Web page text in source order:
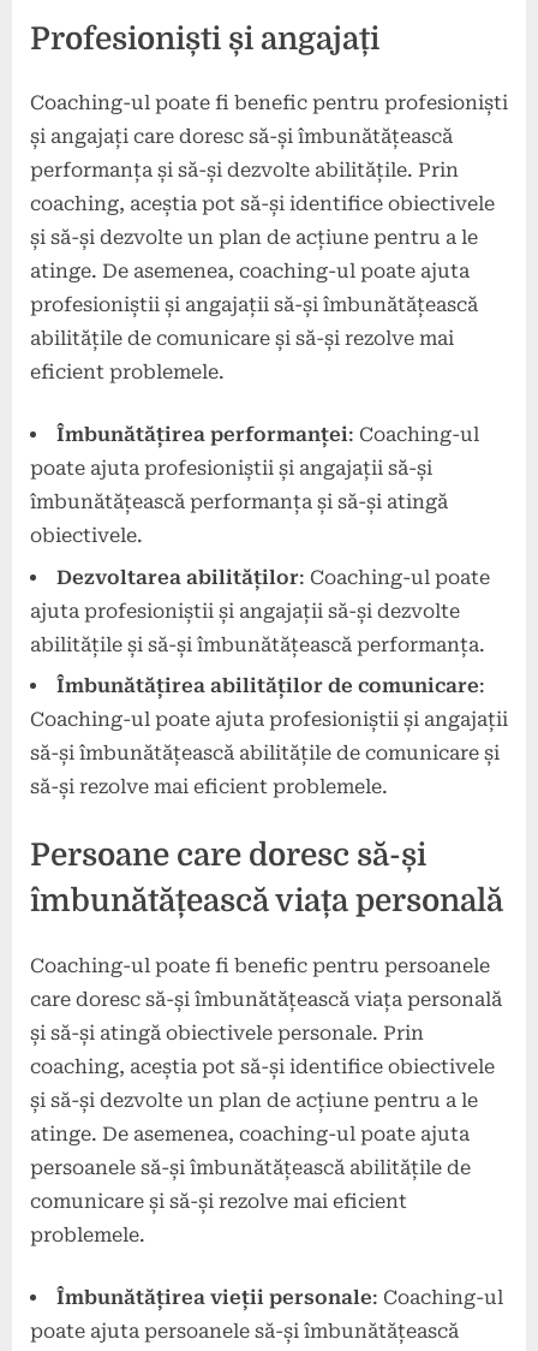
Profesioniști și angajați
Coaching-ul poate fi benefic pentru profesioniști
și angajați care doresc să-și îmbunătățească
performanța și să-și dezvolte abilitățile. Prin
coaching, aceștia pot să-și identifice obiectivele
și să-și dezvolte un plan de acțiune pentru a le
atinge. De asemenea, coaching-ul poate ajuta
profesioniștii și angajații să-și îmbunătățească
abilitățile de comunicare și să-și rezolve mai
eficient problemele.
Îmbunătățirea performanței: Coaching-ul
poate ajuta profesioniștii și angajații să-și
îmbunătățească performanța și să-și atingă
obiectivele.
Dezvoltarea abilităților: Coaching-ul poate
ajuta profesioniștii și angajații să-și dezvolte
abilitățile și să-și îmbunătățească performanța.
Îmbunătățirea abilităților de comunicare:
Coaching-ul poate ajuta profesioniștii și angajații
să-și îmbunătățească abilitățile de comunicare și
să-și rezolve mai eficient problemele.
Persoane care doresc să-și
îmbunătățească viața personală
Coaching-ul poate fi benefic pentru persoanele
care doresc să-și îmbunătățească viața personală
și să-și atingă obiectivele personale. Prin
coaching, aceștia pot să-și identifice obiectivele
și să-și dezvolte un plan de acțiune pentru a le
atinge. De asemenea, coaching-ul poate ajuta
persoanele să-și îmbunătățească abilitățile de
comunicare și să-și rezolve mai eficient
problemele.
Îmbunătățirea vieții personale: Coaching-ul
poate ajuta persoanele să-și îmbunătățească